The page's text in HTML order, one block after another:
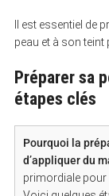
Il est essentiel de
peau et à son
Préparer sa
étapes clés
Pourquoi la
d’appliquer du
primordiale pour